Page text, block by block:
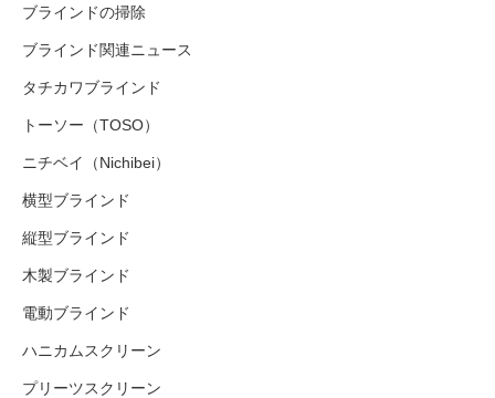
ブラインドの掃除
ブラインド関連ニュース
タチカワブラインド
トーソー（TOSO）
ニチベイ（Nichibei）
横型ブラインド
縦型ブラインド
木製ブラインド
電動ブラインド
ハニカムスクリーン
プリーツスクリーン